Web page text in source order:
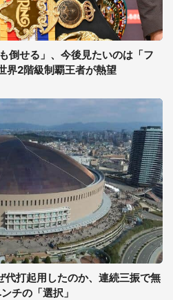
倒せる」、今後見たいのは「フ
界2階級制覇王者が熱望
代打起用したのか、連続三振で無
チの「選択」